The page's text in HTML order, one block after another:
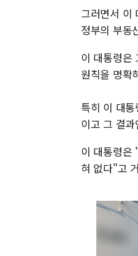
그러면서 이
정부의 부동
이 대통령은
원칙을 명확
특히 이 대
이고 그 결
이 대통령은
혀 없다"고